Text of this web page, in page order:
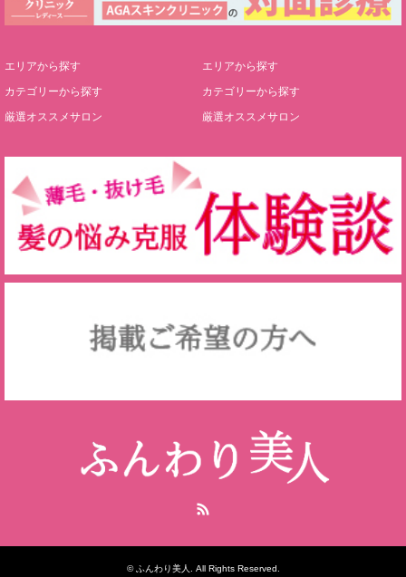
エリアから探す
カテゴリーから探す
厳選オススメサロン
エリアから探す
カテゴリーから探す
厳選オススメサロン
© ふんわり美人 . All Rights Reserved.